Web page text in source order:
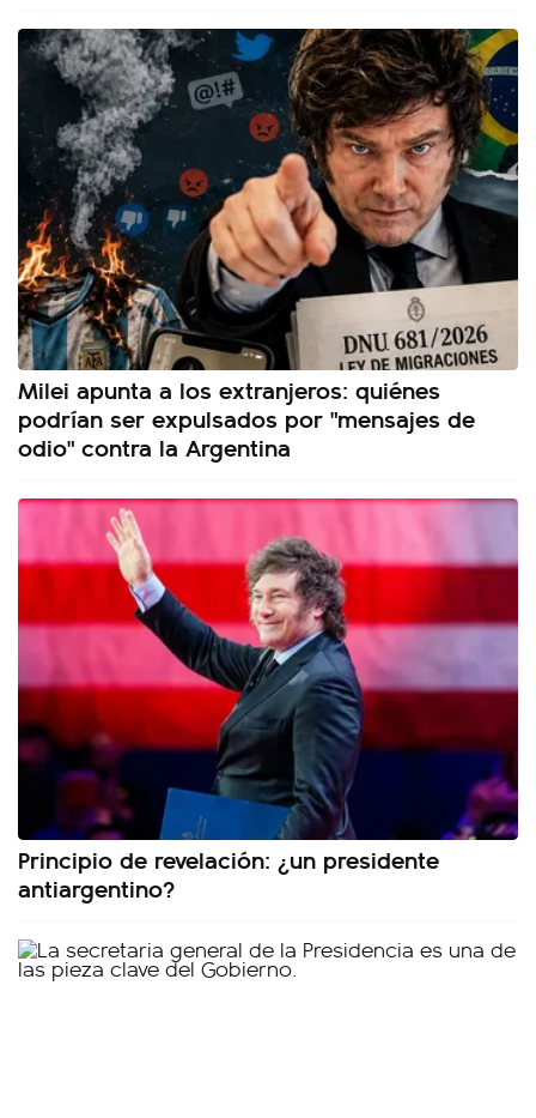
Milei apunta a los extranjeros: quiénes
podrían ser expulsados por "mensajes de
odio" contra la Argentina
Principio de revelación: ¿un presidente
antiargentino?